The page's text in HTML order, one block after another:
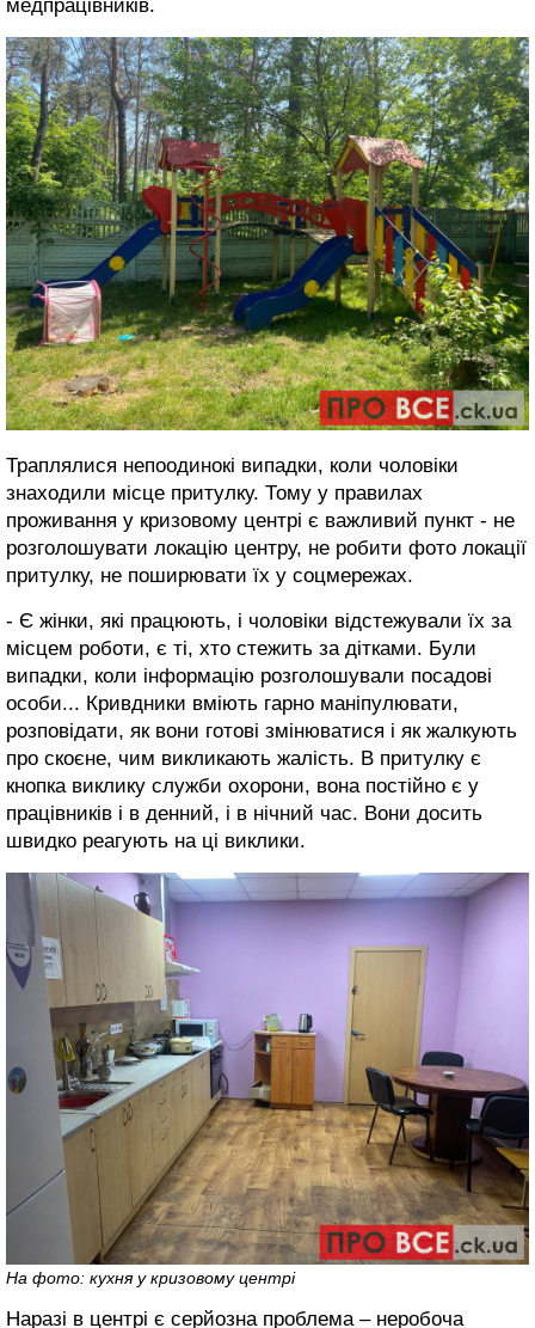
медпрацівників.
Траплялися непоодинокі випадки, коли чоловіки
знаходили місце притулку. Тому у правилах
проживання у кризовому центрі є важливий пункт - не
розголошувати локацію центру, не робити фото локації
притулку, не поширювати їх у соцмережах.
- Є жінки, які працюють, і чоловіки відстежували їх за
місцем роботи, є ті, хто стежить за дітками. Були
випадки, коли інформацію розголошували посадові
особи... Кривдники вміють гарно маніпулювати,
розповідати, як вони готові змінюватися і як жалкують
про скоєне, чим викликають жалість. В притулку є
кнопка виклику служби охорони, вона постійно є у
працівників і в денний, і в нічний час. Вони досить
швидко реагують на ці виклики.
На фото: кухня у кризовому центрі
Наразі в центрі є серйозна проблема – неробоча